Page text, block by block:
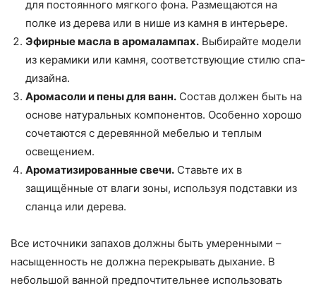
для постоянного мягкого фона. Размещаются на
полке из дерева или в нише из камня в интерьере.
Эфирные масла в аромалампах. Выбирайте модели
из керамики или камня, соответствующие стилю спа-
дизайна.
Аромасоли и пены для ванн. Состав должен быть на
основе натуральных компонентов. Особенно хорошо
сочетаются с деревянной мебелью и теплым
освещением.
Ароматизированные свечи. Ставьте их в
защищённые от влаги зоны, используя подставки из
сланца или дерева.
Все источники запахов должны быть умеренными –
насыщенность не должна перекрывать дыхание. В
небольшой ванной предпочтительнее использовать